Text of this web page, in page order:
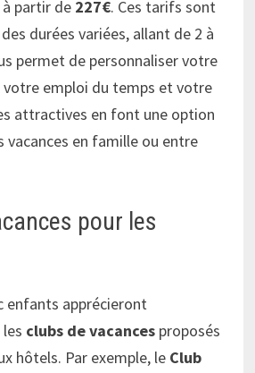
à partir de 227€. Ces tarifs sont
durées variées, allant de 2 à
permet de personnaliser votre
votre emploi du temps et votre
attractives en font une option
vacances en famille ou entre
pour les
enfants apprécieront
clubs de vacances proposés
hôtels. Par exemple, le Club